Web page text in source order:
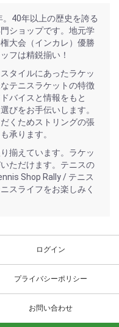
40年以上の歴史を誇る
ショップです。地元学
大会（インカレ）優勝
フは精鋭揃い！
タイルにあったラケッ
テニスラケットの特徴
バイスと情報をもと
びをお手伝いします。
くためストリングの張
承ります。
揃えています。ラケッ
ただけます。テニスの
Shop Rally / テニス
スライフをお楽しみく
ログイン
プライバシーポリシー
お問い合わせ